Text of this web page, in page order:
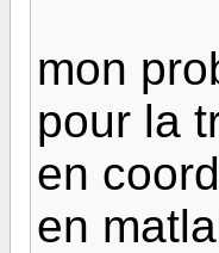
mon
pour la
en
en